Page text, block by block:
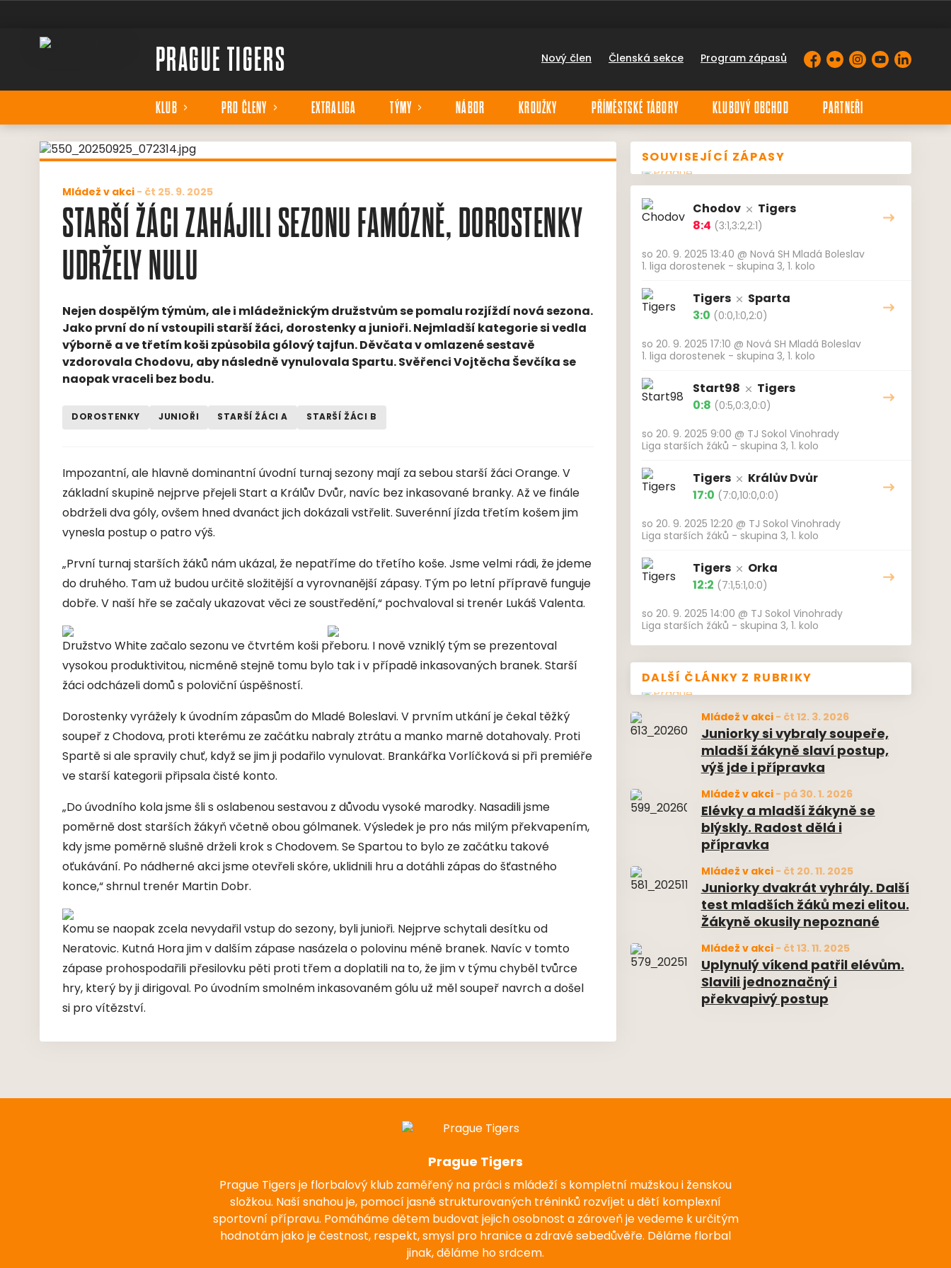
PRAGUE TIGERS Nový člen Členská sekce Program zápasů Facebook
FlickrInstagram
YouTubeLinkedIn
KLUB PRO ČLENY EXTRALIGA TÝMY NÁBOR KROUŽKY PŘÍMĚSTSKÉ TÁBORY KLUBOVÝ OBCHOD PARTNEŘI
SOUVISEJÍCÍ ZÁPASY
Chodov
Tigers
8:4 (3:1,3:2,2:1)
so 20. 9. 2025 13:40 @ Nová SH Mladá Boleslav
1. liga dorostenek - skupina 3, 1. kolo
Tigers
Sparta
3:0 (0:0,1:0,2:0)
so 20. 9. 2025 17:10 @ Nová SH Mladá Boleslav
1. liga dorostenek - skupina 3, 1. kolo
Start98
Tigers
0:8 (0:5,0:3,0:0)
so 20. 9. 2025 9:00 @ TJ Sokol Vinohrady
Liga starších žáků - skupina 3, 1. kolo
Tigers
Králův Dvůr
17:0 (7:0,10:0,0:0)
so 20. 9. 2025 12:20 @ TJ Sokol Vinohrady
Liga starších žáků - skupina 3, 1. kolo
Tigers
Orka
12:2 (7:1,5:1,0:0)
so 20. 9. 2025 14:00 @ TJ Sokol Vinohrady
Liga starších žáků - skupina 3, 1. kolo
DALŠÍ ČLÁNKY Z RUBRIKY
Mládež v akci- čt 12. 3. 2026
Juniorky si vybraly soupeře,
mladší žákyně slaví postup,
výš jde i přípravka
Mládež v akci- pá 30. 1. 2026
Elévky a mladší žákyně se
blýskly. Radost dělá i
přípravka
Mládež v akci- čt 20. 11. 2025
Juniorky dvakrát vyhrály. Další
test mladších žáků mezi elitou.
Žákyně okusily nepoznané
Mládež v akci- čt 13. 11. 2025
Uplynulý víkend patřil elévům.
Slavili jednoznačný i
překvapivý postup
Mládež v akci- čt 25. 9. 2025
STARŠÍ ŽÁCI ZAHÁJILI SEZONU FAMÓZNĚ, DOROSTENKY
UDRŽELY NULU
Nejen dospělým týmům, ale i mládežnickým družstvům se pomalu rozjíždí nová sezona.
Jako první do ní vstoupili starší žáci, dorostenky a junioři. Nejmladší kategorie si vedla
výborně a ve třetím koši způsobila gólový tajfun. Děvčata v omlazené sestavě
vzdorovala Chodovu, aby následně vynulovala Spartu. Svěřenci Vojtěcha Ševčíka se
naopak vraceli bez bodu.
DOROSTENKY JUNIOŘI STARŠÍ ŽÁCI A STARŠÍ ŽÁCI B
Impozantní, ale hlavně dominantní úvodní turnaj sezony mají za sebou starší žáci Orange. V
základní skupině nejprve přejeli Start a Králův Dvůr, navíc bez inkasované branky. Až ve finále
obdrželi dva góly, ovšem hned dvanáct jich dokázali vstřelit. Suverénní jízda třetím košem jim
vynesla postup o patro výš.
„První turnaj starších žáků nám ukázal, že nepatříme do třetího koše. Jsme velmi rádi, že jdeme
do druhého. Tam už budou určitě složitější a vyrovnanější zápasy. Tým po letní přípravě funguje
dobře. V naší hře se začaly ukazovat věci ze soustředění,“ pochvaloval si trenér Lukáš Valenta.
Družstvo White začalo sezonu ve čtvrtém koši přeboru. I nově vzniklý tým se prezentoval
vysokou produktivitou, nicméně stejně tomu bylo tak i v případě inkasovaných branek. Starší
žáci odcházeli domů s poloviční úspěšností.
Dorostenky vyrážely k úvodním zápasům do Mladé Boleslavi. V prvním utkání je čekal těžký
soupeř z Chodova, proti kterému ze začátku nabraly ztrátu a manko marně dotahovaly. Proti
Spartě si ale spravily chuť, když se jim ji podařilo vynulovat. Brankářka Vorlíčková si při premiéře
ve starší kategorii připsala čisté konto.
„Do úvodního kola jsme šli s oslabenou sestavou z důvodu vysoké marodky. Nasadili jsme
poměrně dost starších žákyň včetně obou gólmanek. Výsledek je pro nás milým překvapením,
kdy jsme poměrně slušně drželi krok s Chodovem. Se Spartou to bylo ze začátku takové
oťukávání. Po nádherné akci jsme otevřeli skóre, uklidnili hru a dotáhli zápas do šťastného
konce,“ shrnul trenér Martin Dobr.
Komu se naopak zcela nevydařil vstup do sezony, byli junioři. Nejprve schytali desítku od
Neratovic. Kutná Hora jim v dalším zápase nasázela o polovinu méně branek. Navíc v tomto
zápase prohospodařili přesilovku pěti proti třem a doplatili na to, že jim v týmu chyběl tvůrce
hry, který by ji dirigoval. Po úvodním smolném inkasovaném gólu už měl soupeř navrch a došel
si pro vítězství.
Prague Tigers
Prague Tigers je florbalový klub zaměřený na práci s mládeží s kompletní mužskou i ženskou
složkou. Naší snahou je, pomocí jasně strukturovaných tréninků rozvíjet u dětí komplexní
sportovní přípravu. Pomáháme dětem budovat jejich osobnost a zároveň je vedeme k určitým
hodnotám jako je čestnost, respekt, smysl pro hranice a zdravé sebedůvěře. Děláme florbal
jinak, děláme ho srdcem.